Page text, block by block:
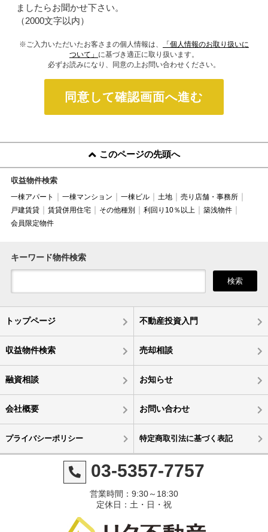
ましたらお聞かせ下さい。
（2000文字以内）
※ご入力いただいたお客さまの個人情報は、
「個人情報のお取り扱いに
ついて」 に基づき適正に取り扱います。
必ずお読みになり、同意の上お問い合わせください。
同意して確認画面へ進む
このページの先頭へ
収益物件検索
一棟アパート 一棟マンション 一棟ビル 土地
売り店舗・事務所
戸建賃貸
賃貸併用住宅 その他種別 利回り10％以上
築浅物件
会員限定物件
キーワード物件検索
検索
トップページ 不動産投資入門
収益物件検索 売却相談
融資相談 お知らせ
会社概要 お問い合わせ
プライバシーポリシー 特定商取引法に基づく表記
03-5357-7757
営業時間：9:30～18:30
定休日：土・日・祝